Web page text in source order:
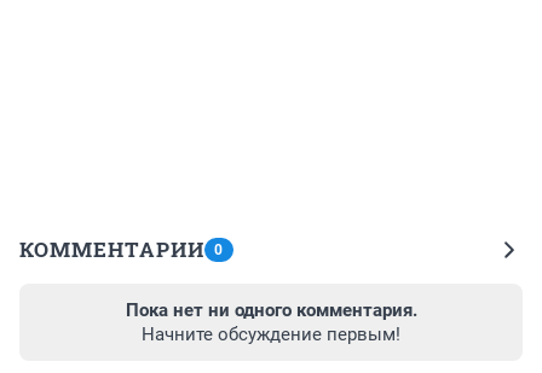
КОММЕНТАРИИ 0
Пока нет ни одного комментария.
Начните обсуждение первым!